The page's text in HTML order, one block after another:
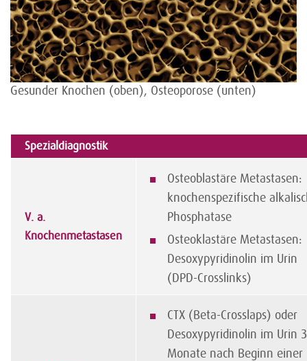
Gesunder Knochen (oben), Osteoporose (unten)
Spezialdiagnostik
V. a.
Knochenmetastasen
Osteoblastäre Metastasen:
knochenspezifische
Phosphatase
Osteoklastäre Metastasen:
Desoxypyridinolin im Urin
(DPD-Crosslinks)
CTX (Beta-Crosslaps) oder
Desoxypyridinolin im Urin 3
Monate nach Beginn einer